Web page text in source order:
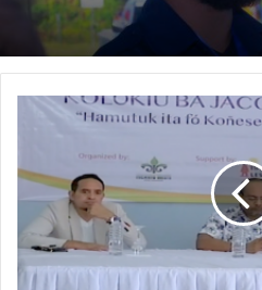
To’o oras ne’e, ita hotu
ninia komprimisu
propaganda, ka retórika
povu sira iha kampaña
durante sira naín rua
tama iha kategória ida
malahuk hela?
Durante ne’e ita
komprimisu eleitóral iha